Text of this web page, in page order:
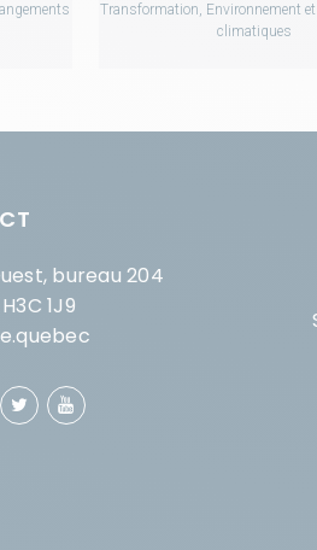
Transformation, Environnement
climatiques
bureau 204
1J9